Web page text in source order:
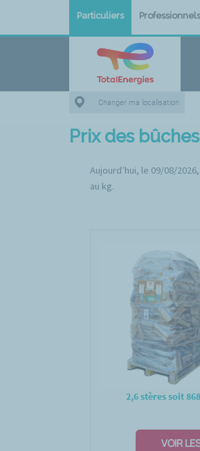
Particuliers
Changer ma localisation
Prix des
Aujourd’hui, le 09/08/
au kg.
2,6 stères soit
VOIR